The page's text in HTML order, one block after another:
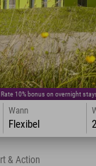
10% bonus on overnight
Wann
Flexibel
& Action